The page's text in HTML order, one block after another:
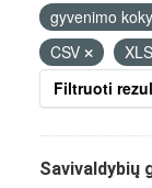
gyvenimo
CSV
Filtruoti
Savivaldybių